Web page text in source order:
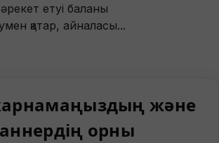
етуі баланы
қатар, айналасы...
және
орны